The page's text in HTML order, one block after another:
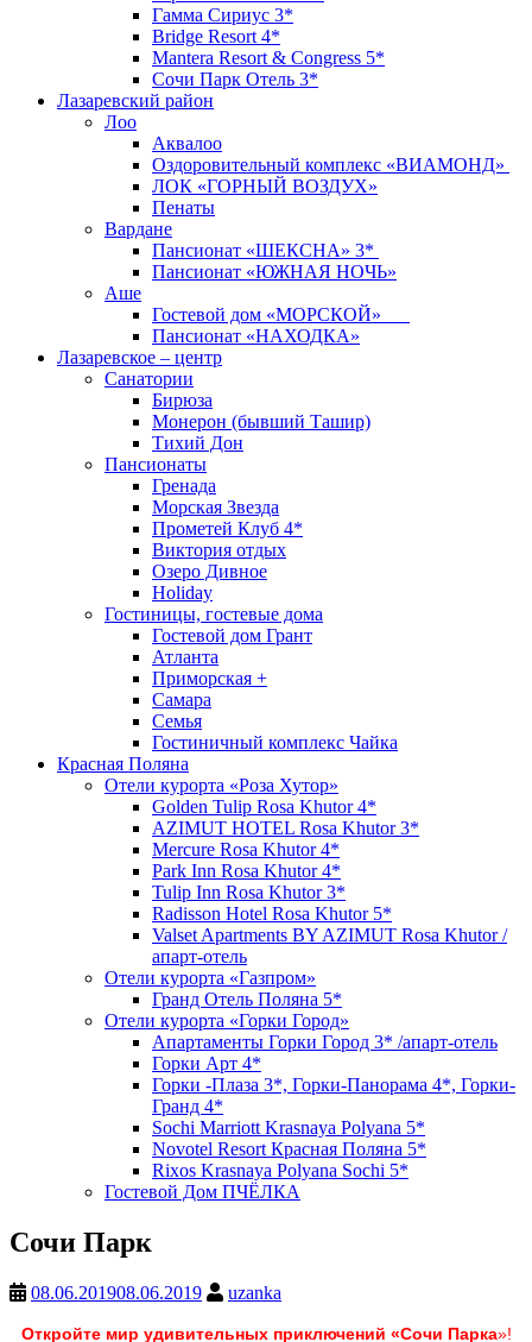
Гамма Сириус 3*
Bridge Resort 4*
Mantera Resort & Congress 5*
Сочи Парк Отель 3*
Лазаревский район
Лоо
Аквалоо
Оздоровительный комплекс «ВИАМОНД»
ЛОК «ГОРНЫЙ ВОЗДУХ»
Пенаты
Вардане
Пансионат «ШЕКСНА» 3*
Пансионат «ЮЖНАЯ НОЧЬ»
Аше
Гостевой дом «МОРСКОЙ»
Пансионат «НАХОДКА»
Лазаревское – центр
Санатории
Бирюза
Монерон (бывший Ташир)
Тихий Дон
Пансионаты
Гренада
Морская Звезда
Прометей Клуб 4*
Виктория отдых
Озеро Дивное
Holiday
Гостиницы, гостевые дома
Гостевой дом Грант
Атланта
Приморская +
Самара
Семья
Гостиничный комплекс Чайка
Красная Поляна
Отели курорта «Роза Хутор»
Golden Tulip Rosa Khutor 4*
AZIMUT HOTEL Rosa Khutor 3*
Mercure Rosa Khutor 4*
Park Inn Rosa Khutor 4*
Tulip Inn Rosa Khutor 3*
Radisson Hotel Rosa Khutor 5*
Valset Apartments BY AZIMUT Rosa Khutor /
апарт-отель
Отели курорта «Газпром»
Гранд Отель Поляна 5*
Отели курорта «Горки Город»
Апартаменты Горки Город 3* /апарт-отель
Горки Арт 4*
Горки -Плаза 3*, Горки-Панорама 4*, Горки-
Гранд 4*
Sochi Marriott Krasnaya Polyana 5*
Novotel Resort Красная Поляна 5*
Rixos Krasnaya Polyana Sochi 5*
Гостевой Дом ПЧЁЛКА
Сочи Парк
08.06.201908.06.2019 uzanka
Откройте мир удивительных приключений «Сочи Парка»!